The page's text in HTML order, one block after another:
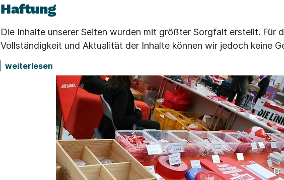
Haftung
Die Inhalte unserer Seiten wurden mit größter Sorgfalt erstellt. Für
Vollständigkeit und Aktualität der Inhalte können wir jedoch keine
weiterlesen